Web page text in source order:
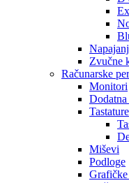
Zvučne
Računarske
Monitori
Tastature
Miševi
Podloge
Grafičke